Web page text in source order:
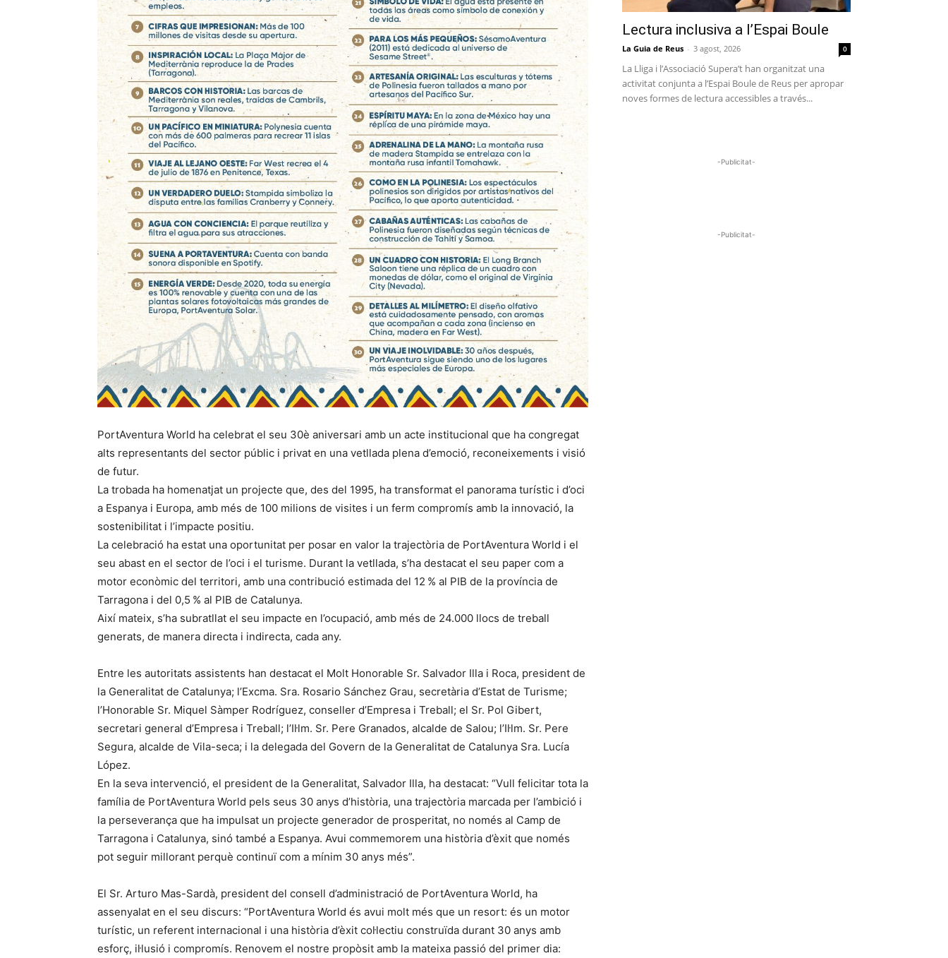
PortAventura World ha celebrat el seu 30è aniversari amb un acte institucional que ha congregat
alts representants del sector públic i privat en una vetllada plena d’emoció, reconeixements i visió
de futur.
La trobada ha homenatjat un projecte que, des del 1995, ha transformat el panorama turístic i d’oci
a Espanya i Europa, amb més de 100 milions de visites i un ferm compromís amb la innovació, la
sostenibilitat i l’impacte positiu.
La celebració ha estat una oportunitat per posar en valor la trajectòria de PortAventura World i el
seu abast en el sector de l’oci i el turisme. Durant la vetllada, s’ha destacat el seu paper com a
motor econòmic del territori, amb una contribució estimada del 12 % al PIB de la província de
Tarragona i del 0,5 % al PIB de Catalunya.
Així mateix, s’ha subratllat el seu impacte en l’ocupació, amb més de 24.000 llocs de treball
generats, de manera directa i indirecta, cada any.
Entre les autoritats assistents han destacat el Molt Honorable Sr. Salvador Illa i Roca, president de
la Generalitat de Catalunya; l’Excma. Sra. Rosario Sánchez Grau, secretària d’Estat de Turisme;
l’Honorable Sr. Miquel Sàmper Rodríguez, conseller d’Empresa i Treball; el Sr. Pol Gibert,
secretari general d’Empresa i Treball; l’Il·lm. Sr. Pere Granados, alcalde de Salou; l’Il·lm. Sr. Pere
Segura, alcalde de Vila-seca; i la delegada del Govern de la Generalitat de Catalunya Sra. Lucía
López.
En la seva intervenció, el president de la Generalitat, Salvador Illa, ha destacat: “Vull felicitar tota la
família de PortAventura World pels seus 30 anys d’història, una trajectòria marcada per l’ambició i
la perseverança que ha impulsat un projecte generador de prosperitat, no només al Camp de
Tarragona i Catalunya, sinó també a Espanya. Avui commemorem una història d’èxit que només
pot seguir millorant perquè continuï com a mínim 30 anys més”.
El Sr. Arturo Mas-Sardà, president del consell d’administració de PortAventura World, ha
assenyalat en el seu discurs: “PortAventura World és avui molt més que un resort: és un motor
turístic, un referent internacional i una història d’èxit col·lectiu construïda durant 30 anys amb
esforç, il·lusió i compromís. Renovem el nostre propòsit amb la mateixa passió del primer dia:
Lectura inclusiva a l’Espai Boule
La Guia de Reus - 3 agost, 2026 0
La Lliga i l’Associació Supera’t han organitzat una
activitat conjunta a l’Espai Boule de Reus per apropar
noves formes de lectura accessibles a través...
-Publicitat-
-Publicitat-